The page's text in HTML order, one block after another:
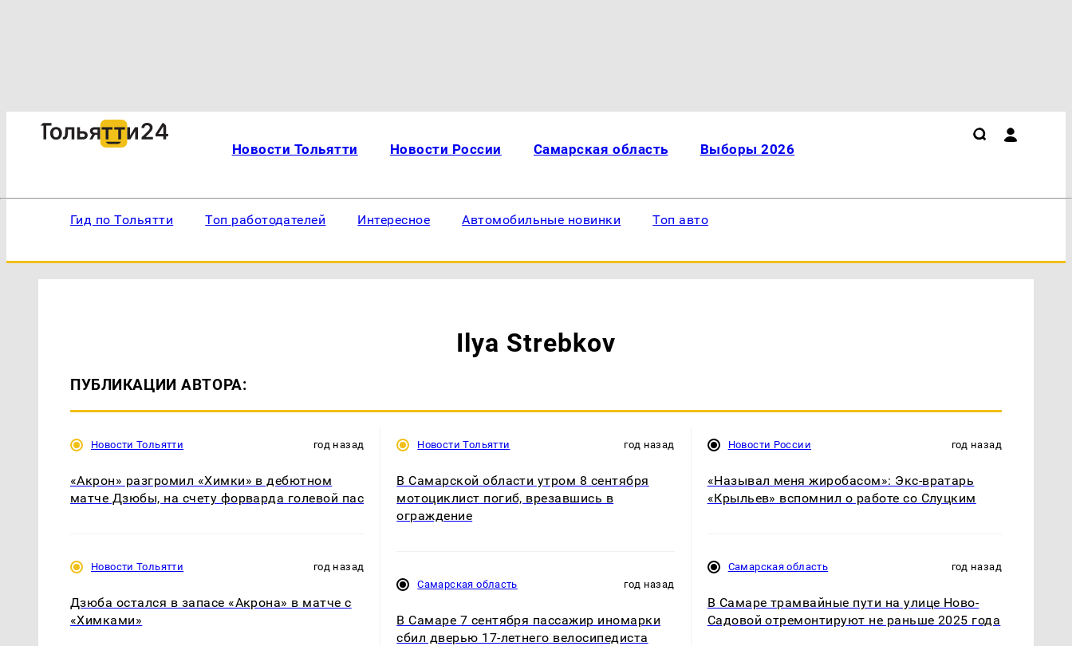
Новости Тольятти Новости России Самарская область Выборы 2026
Гид по Тольятти Топ работодателей Интересное Автомобильные новинки Топ авто
Ilya Strebkov
ПУБЛИКАЦИИ АВТОРА:
Новости Тольятти год назад
«Акрон» разгромил «Химки» в дебютном
матче Дзюбы, на счету форварда голевой пас
Новости Тольятти год назад
Дзюба остался в запасе «Акрона» в матче с
«Химками»
Новости Тольятти год назад
В Самарской области утром 8 сентября
мотоциклист погиб, врезавшись в
ограждение
Самарская область год назад
В Самаре 7 сентября пассажир иномарки
сбил дверью 17-летнего велосипедиста
Новости России год назад
«Называл меня жиробасом»: Экс-вратарь
«Крыльев» вспомнил о работе со Слуцким
Самарская область год назад
В Самаре трамвайные пути на улице Ново-
Садовой отремонтируют не раньше 2025 года